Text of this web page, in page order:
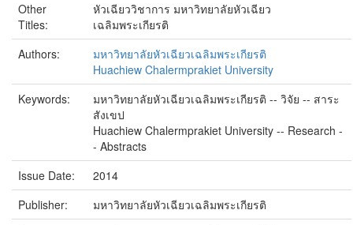
Other
Titles:
หัวเฉียววิชาการ มหาวิทยาลัยหัวเฉียว
เฉลิมพระเกียรติ
Authors:
มหาวิทยาลัยหัวเฉียวเฉลิมพระเกียรติ
Huachiew Chalermprakiet University
Keywords:
มหาวิทยาลัยหัวเฉียวเฉลิมพระเกียรติ -- วิจัย -- สาระ
สังเขป
Huachiew Chalermprakiet University -- Research -
- Abstracts
Issue Date:
2014
Publisher:
มหาวิทยาลัยหัวเฉียวเฉลิมพระเกียรติ